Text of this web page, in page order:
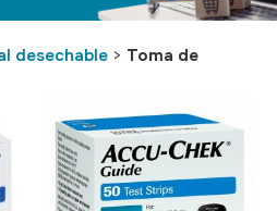
desechable > Toma de